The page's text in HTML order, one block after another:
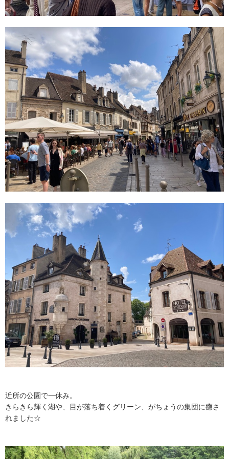
近所の公園で一休み。
きらきら輝く湖や、目が落ち着くグリーン、がちょうの集団に癒さ
れました☆